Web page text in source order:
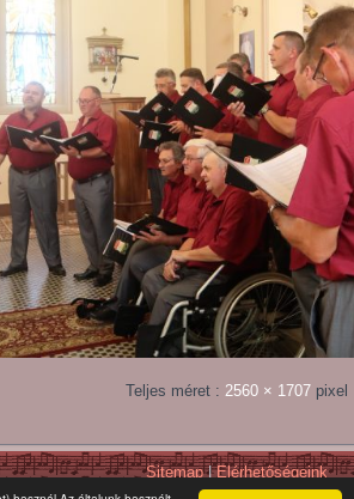
Teljes méret : 2560 × 1707 pixel
Sitemap|Elérhetőségeink
Copyright © 2026. All Rights